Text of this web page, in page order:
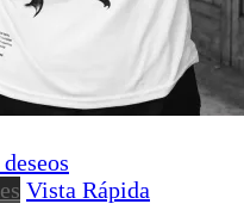
Este
Vista Rápida